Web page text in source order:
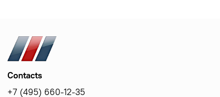
Contacts
+7 (495) 660-12-35